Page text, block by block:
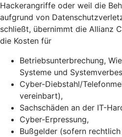
Hackerangriffe oder weil die
aufgrund von
schließt, übernimmt die Allianz
die Kosten für
Betriebsunterbrechung,
Systeme und
Cyber-Diebstahl/
vereinbart),
Sachschäden an der IT-
Cyber-Erpressung,
Bußgelder (sofern